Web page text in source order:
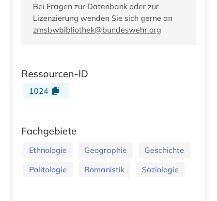
Bei Fragen zur Datenbank oder zur
Lizenzierung wenden Sie sich gerne an
zmsbwbibliothek@bundeswehr.org
Ressourcen-ID
1024
Fachgebiete
Ethnologie Geographie
Geschichte
Politologie
Romanistik Soziologie